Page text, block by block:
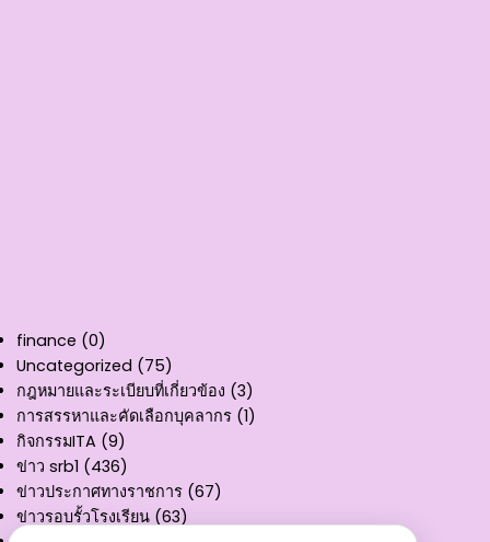
finance (0)
Uncategorized (75)
กฎหมายและระเบียบที่เกี่ยวข้อง (3)
การสรรหาและคัดเลือกบุคลากร (1)
กิจกรรมITA (9)
ข่าว srb1 (436)
ข่าวประกาศทางราชการ (67)
ข่าวรอบรั้วโรงเรียน (63)